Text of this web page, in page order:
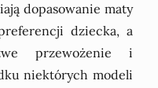
dopasowanie maty
dziecka, a
przewożenie i
niektórych modeli